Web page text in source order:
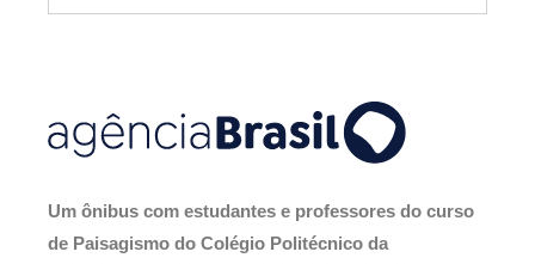
Um ônibus com estudantes e professores do curso
de Paisagismo do Colégio Politécnico da